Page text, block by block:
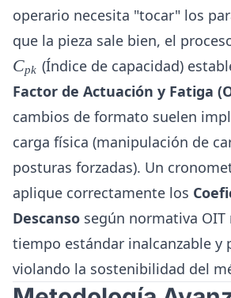
operario necesita "tocar" los
que la pieza sale bien, el
Cpk (Índice de capacidad)
Factor de Actuación y Fatiga
cambios de formato suelen
carga física (manipulación de
posturas forzadas). Un
aplique correctamente los
Descanso según normativa
tiempo estándar inalcanzable y
violando la sostenibilidad del